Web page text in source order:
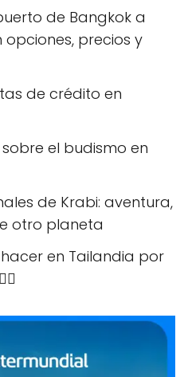
de Bangkok a
precios y
de crédito en
el budismo en
de Krabi: aventura,
otro planeta
en Tailandia por